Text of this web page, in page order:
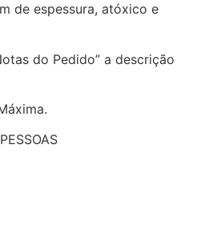
de espessura, atóxico e
do Pedido” a descrição